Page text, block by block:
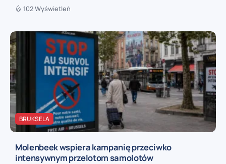
102 Wyświetleń
BRUKSELA
Molenbeek wspiera kampanię przeciwko
intensywnym przelotom samolotów